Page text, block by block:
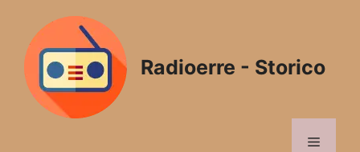
contenuto
Radioerre - Storico
Menu